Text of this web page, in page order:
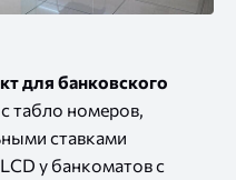
для банковского
табло номеров,
ставками
у банкоматов с